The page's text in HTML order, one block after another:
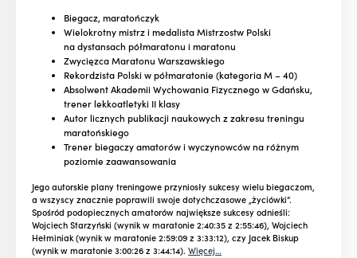
Biegacz, maratończyk
Wielokrotny mistrz i medalista Mistrzostw Polski
na dystansach półmaratonu i maratonu
Zwycięzca Maratonu Warszawskiego
Rekordzista Polski w półmaratonie (kategoria M – 40)
Absolwent Akademii Wychowania Fizycznego w Gdańsku,
trener lekkoatletyki II klasy
Autor licznych publikacji naukowych z zakresu treningu
maratońskiego
Trener biegaczy amatorów i wyczynowców na różnym
poziomie zaawansowania
Jego autorskie plany treningowe przyniosły sukcesy wielu biegaczom,
a wszyscy znacznie poprawili swoje dotychczasowe „życiówki”.
Spośród podopiecznych amatorów największe sukcesy odnieśli:
Wojciech Starzyński (wynik w maratonie 2:40:35 z 2:55:46), Wojciech
Hełminiak (wynik w maratonie 2:59:09 z 3:33:12), czy Jacek Biskup
(wynik w maratonie 3:00:26 z 3:44:14). Więcej…